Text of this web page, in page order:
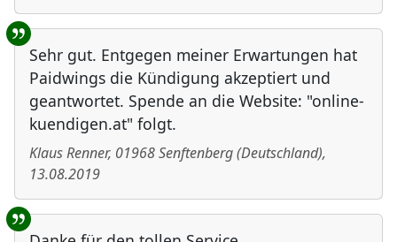
Sehr gut. Entgegen meiner Erwartungen hat
Paidwings die Kündigung akzeptiert und
geantwortet. Spende an die Website: "online-
kuendigen.at" folgt.
Klaus Renner, 01968Senftenberg(Deutschland),
13.08.2019